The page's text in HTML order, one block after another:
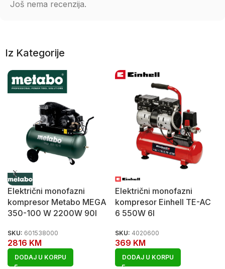
Još nema recenzija.
Iz Kategorije
Električni monofazni
kompresor Metabo MEGA
350-100 W 2200W 90l
SKU: 601538000
2816 KM
DODAJ U KORPU
Električni monofazni
kompresor Einhell TE-AC
6 550W 6l
SKU: 4020600
369 KM
DODAJ U KORPU